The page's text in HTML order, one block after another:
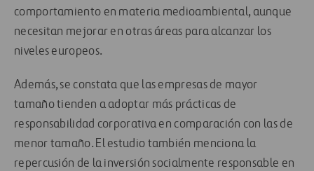
comportamiento en materia medioambiental, aunque
necesitan mejorar en otras áreas para alcanzar los
niveles europeos.
Además, se constata que las empresas de mayor
tamaño tienden a adoptar más prácticas de
responsabilidad corporativa en comparación con las de
menor tamaño. El estudio también menciona la
repercusión de la inversión socialmente responsable en